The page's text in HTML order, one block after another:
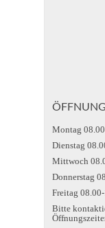
Montag
Dienstag
Mittwoch
Donnerstag
Freitag
Bitte